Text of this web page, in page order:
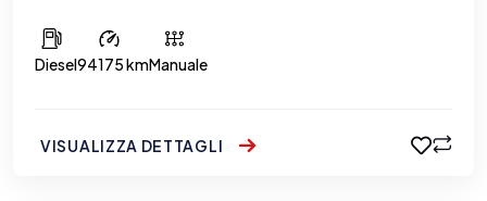
Diesel94175 kmManuale
VISUALIZZA DETTAGLI